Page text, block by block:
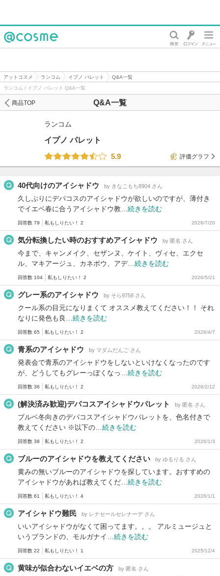
アットコスメ ランコム イプノ パレット
Q&A一覧
ランコム / イプノ パレット Q&A一覧
Q&A一覧
商品TOP
ランコム
イプノ パレット
5.9
評価グラフ
40代向けのアイシャドウ by きなこもち8904 さん
久しぶりにデパコスのアイシャドウが欲しいのですが、薄付き
でイエベ春に合うアイシャドウ教… 続きを読む
回答数 79 私もしりたい！ 2 2026/7/20
気分転換したい時のおすすめアイシャドウ by 匿名 さん
今まで、キャンメイク、セザンヌ、ケイト、ヴィセ、エクセ
ル、マキアージュ、カネボウ、アデ… 続きを読む
回答数 104 私もしりたい！ 2 2026/5/21
グレー系のアイシャドウ by そら9758 さん
クール系の目元になりまくて オススメ教えてください！！ それ
なりに発色も良… 続きを読む
回答数 65 私もしりたい！ 2 2026/4/7
青系のアイシャドウ by マダムだんご さん
発表会で青系のアイシャドウをしないといけなくなったのです
が、どうしてもグレーっぽくなっ… 続きを読む
回答数 36 私もしりたい！ 2 2026/2/12
(解決済み歓迎)デパコスアイシャドウパレット by 匿名 さん
ブルベ冬向きのデパコスアイシャドウパレットを、色名付きで
教えてください ※以下の… 続きを読む
回答数 38 私もしりたい！ 2 2026/1/3
ブルーのアイシャドウを教えてください by ゆるりる さん
黄みの無いブルーのアイシャドウを探しています。おすすめの
アイシャドウがあれば教えてくだ… 続きを読む
回答数 61 私もしりたい！ 4 2026/1/1
アイシャドウ難民 by レナセールセレナーデ さん
いいアイシャドウがなくて困ってます。。。 アルミュージュと
いうブランドの、モルガナイ… 続きを読む
回答数 22 私もしりたい！ 1 2025/12/4
黄味が似合わないイエベの方 by 匿名 さん